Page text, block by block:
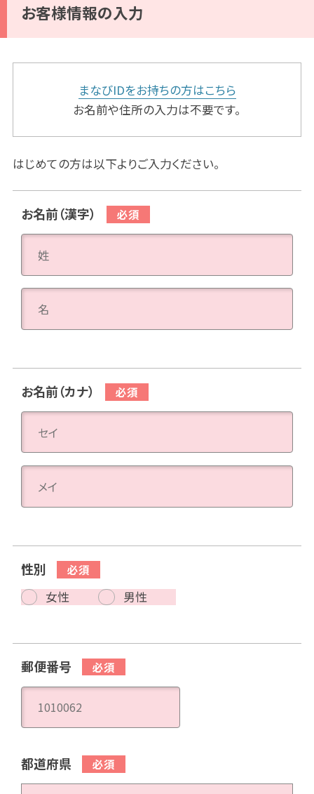
お客様情報の入力
まなびIDをお持ちの方はこちら
お名前や住所の入力は不要です。
はじめての方は以下よりご入力ください。
お名前（漢字）
お名前（カナ）
性別
女性 男性
郵便番号
都道府県